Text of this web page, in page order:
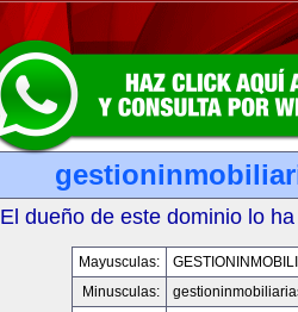
El dueño de este dominio lo
Mayusculas:
Minusculas: